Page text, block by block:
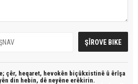
çêr, heqaret, hevokên biçûkxistinê û êrîşa
din hebin, dê neyêne erêkirin.